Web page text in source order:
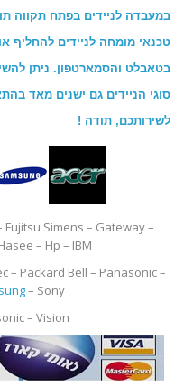
במעבדה לניידים בפתח תקווה
טכנאי מומחה לניידים להחליף
בטאבלט והסמארטפון. ניתן
סוגי הניידים גם ישנים מאד
לשירותכם, תודה !
Fujitsu Simens – Gateway –
– Hp – IBM
– Packard Bell – Panasonic –
– Sony
– Vision